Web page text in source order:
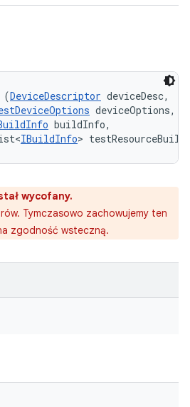
(DeviceDescriptor deviceDesc,
deviceOptions,
buildInfo,
IBuildInfo>
wycofany.
Tymczasowo zachowujemy ten
zgodność wsteczną.